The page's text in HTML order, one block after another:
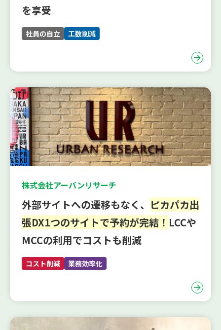
を享受
社員の自立 工数削減
株式会社アーバンリサーチ
外部サイトへの遷移もなく、 ピカパカ出
張DX1つのサイトで予約が完結！ LCCや
MCCの利用でコストも削減
コスト削減 業務効率化